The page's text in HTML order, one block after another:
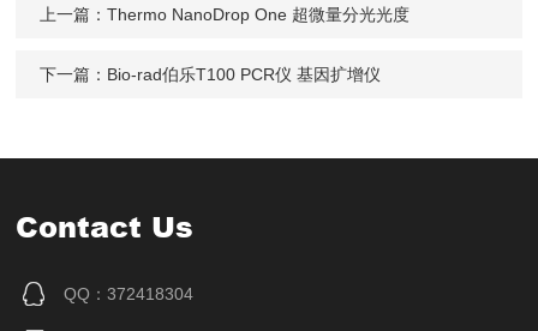
上一篇：Thermo NanoDrop One 超微量分光光度
下一篇： Bio-rad伯乐T100 PCR仪 基因扩增仪
Contact Us
QQ：372418304